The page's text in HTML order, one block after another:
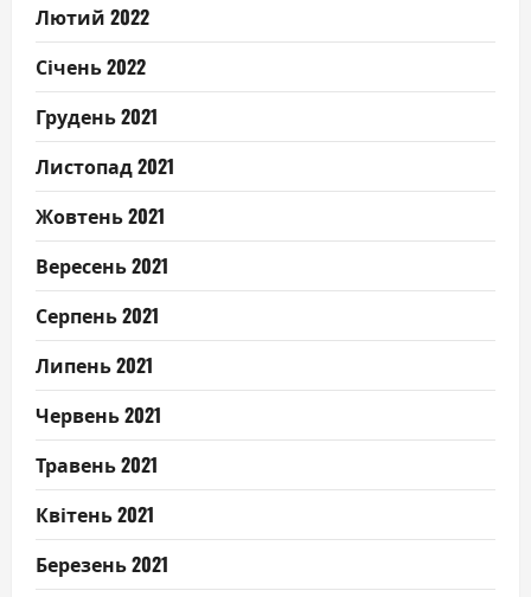
Лютий 2022
Січень 2022
Грудень 2021
Листопад 2021
Жовтень 2021
Вересень 2021
Серпень 2021
Липень 2021
Червень 2021
Травень 2021
Квітень 2021
Березень 2021